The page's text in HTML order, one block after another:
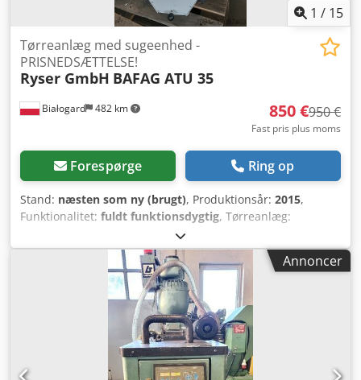
1 / 15
Białogard 482 km
Tørreanlæg med sugeenhed -
PRISNEDSÆTTELSE!
Ryser GmbH BAFAG ATU 35
850 €950 €
Fast pris plus moms
Forespørge Ring op
Stand: næsten som ny (brugt), Produktionsår: 2015,
Funktionalitet: fuldt funktionsdygtig, Tørreanlæg:
Producent: Ryser GmbH, Schweiz Type: BAFAG ATU 35
Effekt: 3 kW Byggeår: 2015 Dodpfou Rcz Dsx Ab Rsck
Materialefremføringsanlæg: Producent: Labotek Type: PGT
4-I/MV/MR/P1 Model: 101501 Byggeår: 2016 Effekt: 0,4 kW
PRISREDUKTION FRA 950 TIL 850 EUR!!!
Annoncer